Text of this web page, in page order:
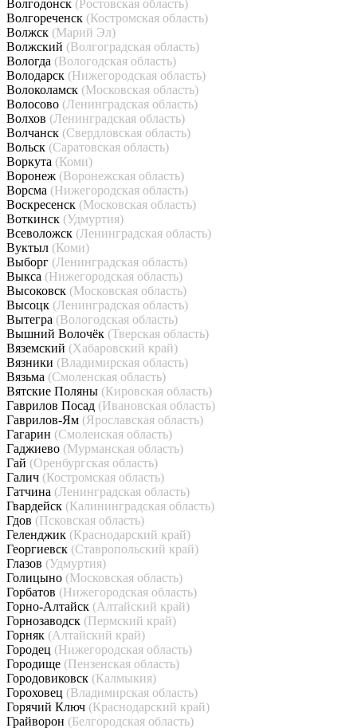
Волгодонск (Ростовская область)
Волгореченск (Костромская область)
Волжск (Марий Эл)
Волжский (Волгоградская область)
Вологда (Вологодская область)
Володарск (Нижегородская область)
Волоколамск (Московская область)
Волосово (Ленинградская область)
Волхов (Ленинградская область)
Волчанск (Свердловская область)
Вольск (Саратовская область)
Воркута (Коми)
Воронеж (Воронежская область)
Ворсма (Нижегородская область)
Воскресенск (Московская область)
Воткинск (Удмуртия)
Всеволожск (Ленинградская область)
Вуктыл (Коми)
Выборг (Ленинградская область)
Выкса (Нижегородская область)
Высоковск (Московская область)
Высоцк (Ленинградская область)
Вытегра (Вологодская область)
Вышний Волочёк (Тверская область)
Вяземский (Хабаровский край)
Вязники (Владимирская область)
Вязьма (Смоленская область)
Вятские Поляны (Кировская область)
Гаврилов Посад (Ивановская область)
Гаврилов-Ям (Ярославская область)
Гагарин (Смоленская область)
Гаджиево (Мурманская область)
Гай (Оренбургская область)
Галич (Костромская область)
Гатчина (Ленинградская область)
Гвардейск (Калининградская область)
Гдов (Псковская область)
Геленджик (Краснодарский край)
Георгиевск (Ставропольский край)
Глазов (Удмуртия)
Голицыно (Московская область)
Горбатов (Нижегородская область)
Горно-Алтайск (Алтайский край)
Горнозаводск (Пермский край)
Горняк (Алтайский край)
Городец (Нижегородская область)
Городище (Пензенская область)
Городовиковск (Калмыкия)
Гороховец (Владимирская область)
Горячий Ключ (Краснодарский край)
Грайворон (Белгородская область)